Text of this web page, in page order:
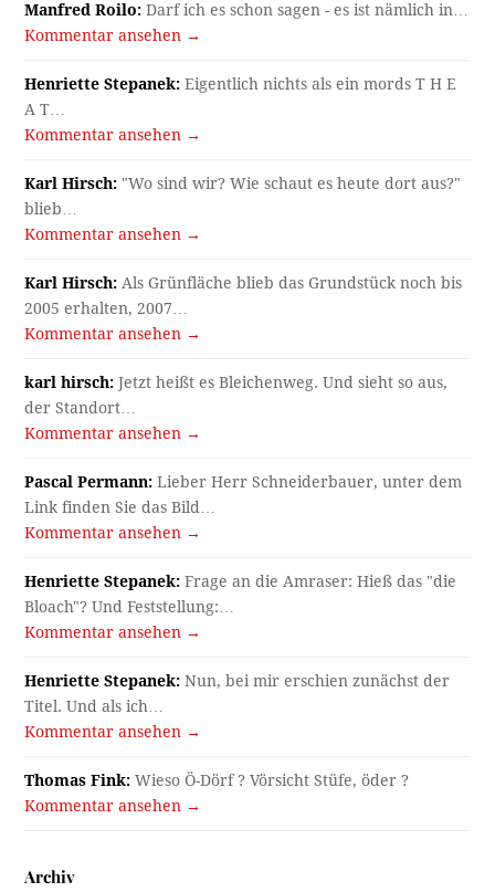
Manfred Roilo: Darf ich es schon sagen - es ist nämlich in…
Kommentar ansehen →
Henriette Stepanek: Eigentlich nichts als ein mords T H E
A T…
Kommentar ansehen →
Karl Hirsch: "Wo sind wir? Wie schaut es heute dort aus?"
blieb…
Kommentar ansehen →
Karl Hirsch: Als Grünfläche blieb das Grundstück noch bis
2005 erhalten, 2007…
Kommentar ansehen →
karl hirsch: Jetzt heißt es Bleichenweg. Und sieht so aus,
der Standort…
Kommentar ansehen →
Pascal Permann: Lieber Herr Schneiderbauer, unter dem
Link finden Sie das Bild…
Kommentar ansehen →
Henriette Stepanek: Frage an die Amraser: Hieß das "die
Bloach"? Und Feststellung:…
Kommentar ansehen →
Henriette Stepanek: Nun, bei mir erschien zunächst der
Titel. Und als ich…
Kommentar ansehen →
Thomas Fink: Wieso Ö-Dörf ? Vörsicht Stüfe, öder ?
Kommentar ansehen →
Archiv